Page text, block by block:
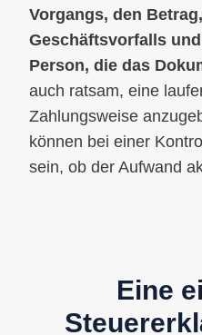
Vorgangs, den
Geschäftsvorfalls
Person, die das
auch ratsam, eine
Zahlungsweise
können bei einer
sein, ob der Aufwand
Eine